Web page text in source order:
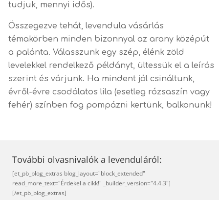
tudjuk, mennyi idős).
Összegezve tehát, levendula vásárlás
témakörben minden bizonnyal az arany középút
a palánta. Válasszunk egy szép, élénk zöld
levelekkel rendelkező példányt, ültessük el a leírás
szerint és várjunk. Ha mindent jól csináltunk,
évről-évre csodálatos lila (esetleg rózsaszín vagy
fehér) színben fog pompázni kertünk, balkonunk!
További olvasnivalók a levenduláról:
[et_pb_blog_extras blog_layout="block_extended"
read_more_text="Érdekel a cikk!" _builder_version="4.4.3"]
[/et_pb_blog_extras]